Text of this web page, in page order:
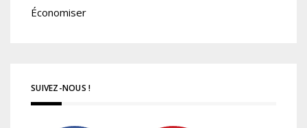
Économiser
SUIVEZ-NOUS !